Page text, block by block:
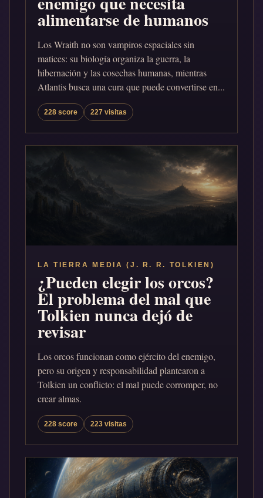
alimentarse de humanos
Los Wraith no son vampiros espaciales sin
matices: su biología organiza la guerra, la
hibernación y las cosechas humanas, mientras
Atlantis busca una cura que puede convertirse en...
228 score 227 visitas
LA TIERRA MEDIA (J. R. R. TOLKIEN)
¿Pueden elegir los orcos?
El problema del mal que
Tolkien nunca dejó de
revisar
Los orcos funcionan como ejército del enemigo,
pero su origen y responsabilidad plantearon a
Tolkien un conflicto: el mal puede corromper, no
crear almas.
228 score 223 visitas